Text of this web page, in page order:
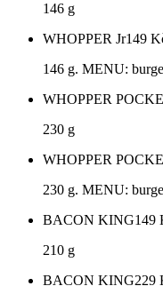
146 g
WHOPPER Jr149
146 g. MENU:
WHOPPER
230 g
WHOPPER
230 g. MENU:
BACON KING149
210 g
BACON KING229